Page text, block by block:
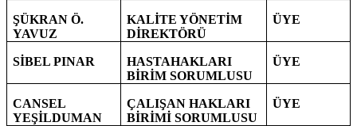
ŞÜKRAN Ö.
YAVUZ
KALİTE YÖNETİM
DİREKTÖRÜ
ÜYE
SİBEL PINAR
HASTAHAKLARI
BİRİM SORUMLUSU
ÜYE
CANSEL
YEŞİLDUMAN
ÇALIŞAN HAKLARI
BİRİMİ SORUMLUSU
ÜYE